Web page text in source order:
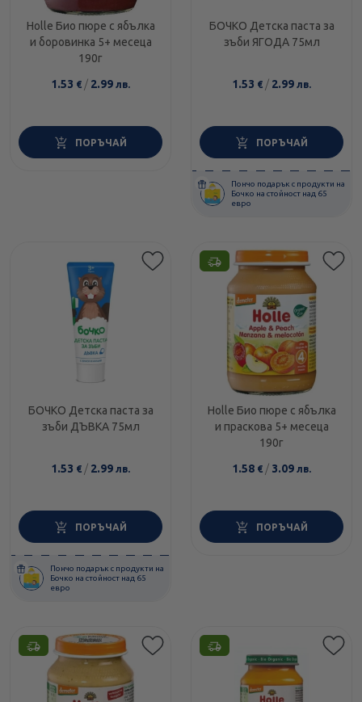
Holle Био пюре с ябълка
и боровинка 5+ месеца
190г
1.53 € / 2.99 лв.
ПОРЪЧАЙ
БОЧКО Детска паста за
зъби ЯГОДА 75мл
1.53 € / 2.99 лв.
ПОРЪЧАЙ
Пончо подарък с продукти на
Бочко на стойност над 65
евро
БОЧКО Детска паста за
зъби ДЪВКА 75мл
1.53 € / 2.99 лв.
ПОРЪЧАЙ
Пончо подарък с продукти на
Бочко на стойност над 65
евро
Holle Био пюре с ябълка
и праскова 5+ месеца
190г
1.58 € / 3.09 лв.
ПОРЪЧАЙ